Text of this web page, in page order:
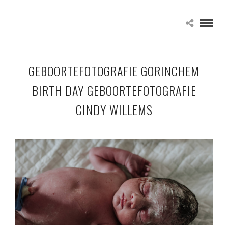
GEBOORTEFOTOGRAFIE GORINCHEM
BIRTH DAY GEBOORTEFOTOGRAFIE
CINDY WILLEMS